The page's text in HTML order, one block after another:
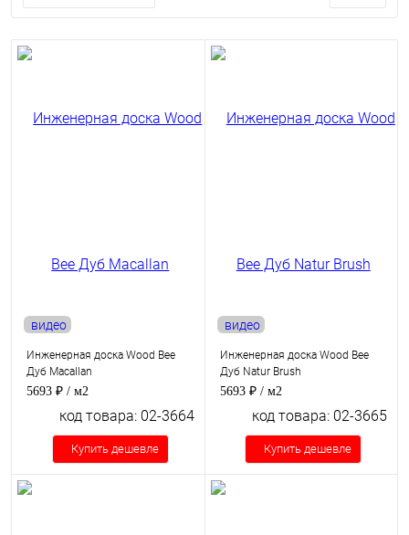
видео
Инженерная доска Wood Bee
Дуб Macallan
5693 ₽ / м2
код товара: 02-3664
Купить дешевле
видео
Инженерная доска Wood Bee
Дуб Natur Brush
5693 ₽ / м2
код товара: 02-3665
Купить дешевле